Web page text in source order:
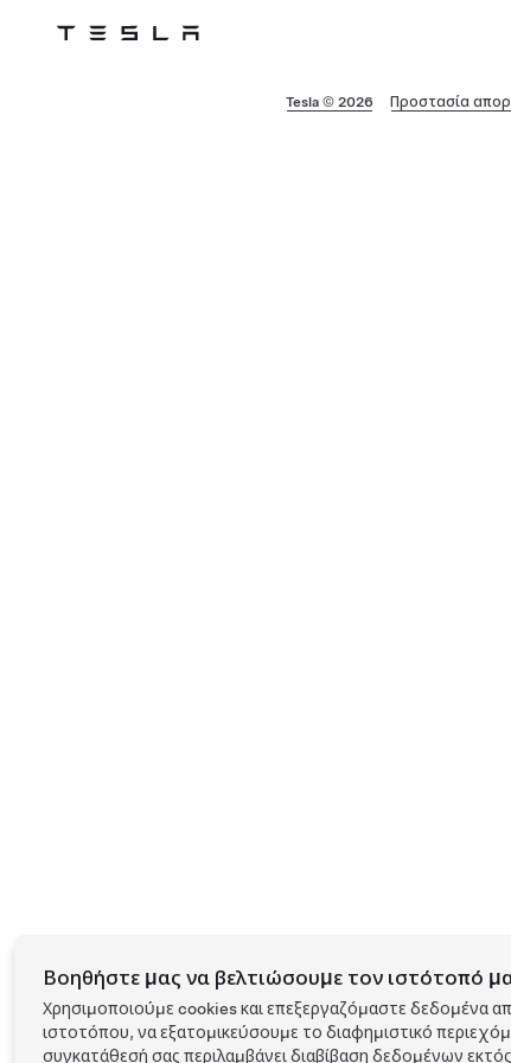
Tesla
Tesla © 2026 Προστασία
Βοηθήστε μας να βελτιώσουμε τον ιστότοπό
Χρησιμοποιούμε cookies και επεξεργαζόμαστε δεδομένα
ιστοτόπου, να εξατομικεύσουμε το διαφημιστικό
συγκατάθεσή σας περιλαμβάνει διαβίβαση δεδομένων